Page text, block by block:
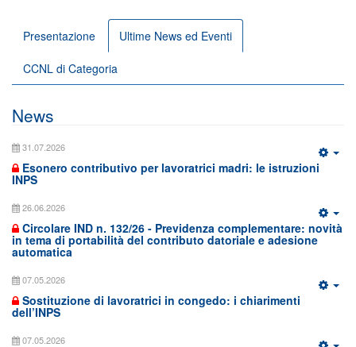
Presentazione Ultime News ed Eventi
CCNL di Categoria
News
31.07.2026
Esonero contributivo per lavoratrici madri: le istruzioni
INPS
26.06.2026
Circolare IND n. 132/26 - Previdenza complementare: novità
in tema di portabilità del contributo datoriale e adesione
automatica
07.05.2026
Sostituzione di lavoratrici in congedo: i chiarimenti
dell’INPS
07.05.2026